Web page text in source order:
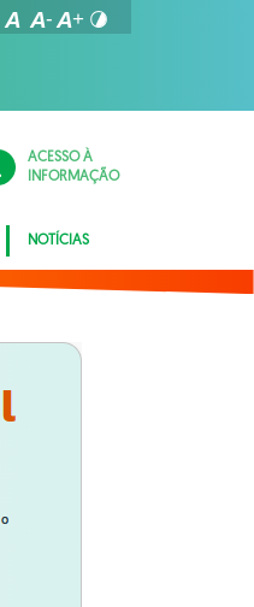
ACESSO À
INFORMAÇÃO
NOTÍCIAS